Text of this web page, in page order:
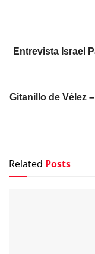
Entrevista Israel
Gitanillo de Vélez
Related Posts